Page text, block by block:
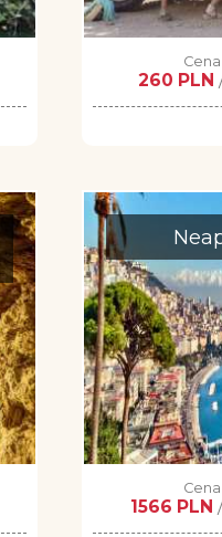
260 PLN
1566 PLN